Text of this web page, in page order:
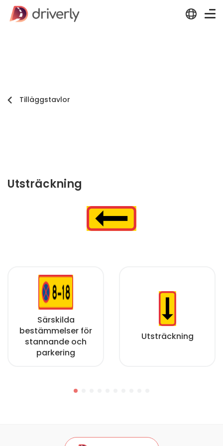
Tilläggstavlor
Utsträckning
Särskilda
bestämmelser för
stannande och
parkering
Utsträckning